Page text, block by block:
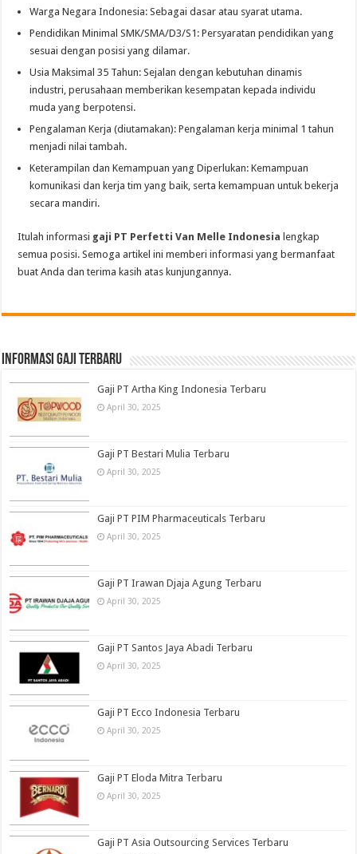
Warga Negara Indonesia: Sebagai dasar atau syarat utama.
Pendidikan Minimal SMK/SMA/D3/S1: Persyaratan pendidikan yang
sesuai dengan posisi yang dilamar.
Usia Maksimal 35 Tahun: Sejalan dengan kebutuhan dinamis
industri, perusahaan memberikan kesempatan kepada individu
muda yang berpotensi.
Pengalaman Kerja (diutamakan): Pengalaman kerja minimal 1 tahun
menjadi nilai tambah.
Keterampilan dan Kemampuan yang Diperlukan: Kemampuan
komunikasi dan kerja tim yang baik, serta kemampuan untuk bekerja
secara mandiri.
Itulah informasi gaji PT Perfetti Van Melle Indonesia lengkap
semua posisi. Semoga artikel ini memberi informasi yang bermanfaat
buat Anda dan terima kasih atas kunjungannya.
informasi gaji terbaru
Gaji PT Artha King Indonesia Terbaru
April 30, 2025
Gaji PT Bestari Mulia Terbaru
April 30, 2025
Gaji PT PIM Pharmaceuticals Terbaru
April 30, 2025
Gaji PT Irawan Djaja Agung Terbaru
April 30, 2025
Gaji PT Santos Jaya Abadi Terbaru
April 30, 2025
Gaji PT Ecco Indonesia Terbaru
April 30, 2025
Gaji PT Eloda Mitra Terbaru
April 30, 2025
Gaji PT Asia Outsourcing Services Terbaru